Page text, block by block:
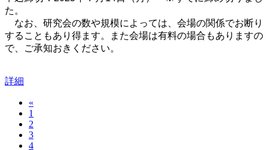
た。
なお、研究会の数や規模によっては、会場の関係でお断り
することもあり得ます。また会場は有料の場合もありますの
で、ご承知おきください。
詳細
«
1
2
3
4